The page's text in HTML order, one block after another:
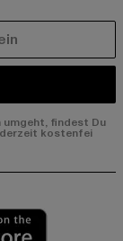
umgeht, findest Du
kostenfei